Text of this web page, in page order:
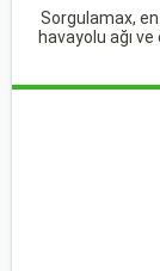
Sorgulamax,
havayolu ağı